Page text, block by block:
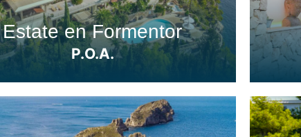
Estate en Formentor
P.O.A.